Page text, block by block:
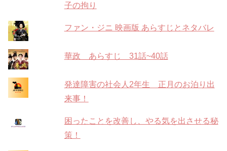
子の拘り
ファン・ジニ 映画版 あらすじとネタバレ
華政 あらすじ 31話~40話
発達障害の社会人2年生 正月のお泊り出
来事！
困ったことを改善し、やる気を出させる秘
策！